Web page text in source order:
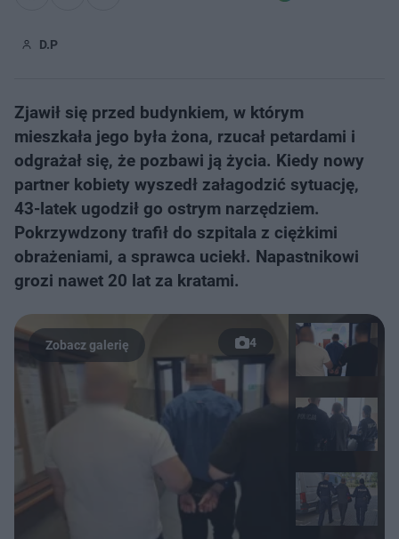
D.P
Zjawił się przed budynkiem, w którym
mieszkała jego była żona, rzucał petardami i
odgrażał się, że pozbawi ją życia. Kiedy nowy
partner kobiety wyszedł załagodzić sytuację,
43-latek ugodził go ostrym narzędziem.
Pokrzywdzony trafił do szpitala z ciężkimi
obrażeniami, a sprawca uciekł. Napastnikowi
grozi nawet 20 lat za kratami.
4